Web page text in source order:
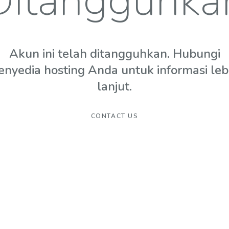
Akun ini telah ditangguhkan. Hubungi
hosting Anda untuk informasi
lanjut.
CONTACT US